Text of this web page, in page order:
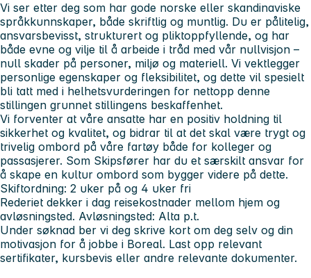
Vi ser etter deg som har gode norske eller skandinaviske
språkkunnskaper, både skriftlig og muntlig. Du er pålitelig,
ansvarsbevisst, strukturert og pliktoppfyllende, og har
både evne og vilje til å arbeide i tråd med vår nullvisjon –
null skader på personer, miljø og materiell. Vi vektlegger
personlige egenskaper og fleksibilitet, og dette vil spesielt
bli tatt med i helhetsvurderingen for nettopp denne
stillingen grunnet stillingens beskaffenhet.
Vi forventer at våre ansatte har en positiv holdning til
sikkerhet og kvalitet, og bidrar til at det skal være trygt og
trivelig ombord på våre fartøy både for kolleger og
passasjerer. Som Skipsfører har du et særskilt ansvar for
å skape en kultur ombord som bygger videre på dette.
Skiftordning: 2 uker på og 4 uker fri
Rederiet dekker i dag reisekostnader mellom hjem og
avløsningsted. Avløsningsted: Alta p.t.
Under søknad ber vi deg skrive kort om deg selv og din
motivasjon for å jobbe i Boreal. Last opp relevant
sertifikater, kursbevis eller andre relevante dokumenter.